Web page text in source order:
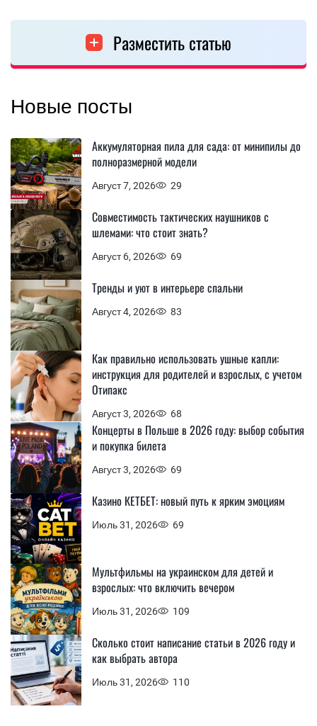
Разместить статью
Новые посты
Август 7, 2026 29
Аккумуляторная пила для сада: от минипилы до
полноразмерной модели
Август 6, 2026 69
Совместимость тактических наушников с
шлемами: что стоит знать?
Август 4, 2026 83
Тренды и уют в интерьере спальни
Август 3, 2026 68
Как правильно использовать ушные капли:
инструкция для родителей и взрослых, с учетом
Отипакс
Август 3, 2026 69
Концерты в Польше в 2026 году: выбор события
и покупка билета
Июль 31, 2026 69
Казино КЕТБЕТ: новый путь к ярким эмоциям
Июль 31, 2026 109
Мультфильмы на украинском для детей и
взрослых: что включить вечером
Июль 31, 2026 110
Сколько стоит написание статьи в 2026 году и
как выбрать автора